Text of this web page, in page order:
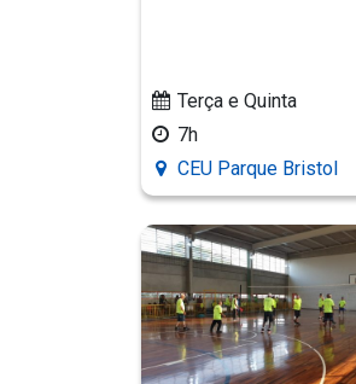
Terça e Quinta
7h
CEU Parque Bristol